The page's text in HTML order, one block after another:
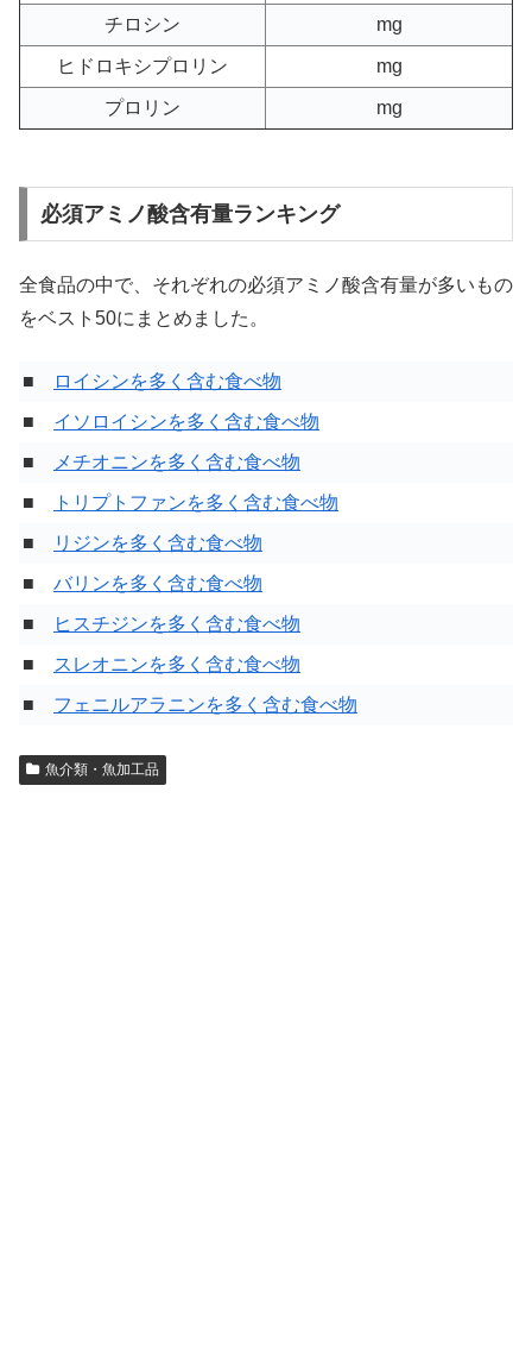
チロシン mg
ヒドロキシプロリン mg
プロリン mg
必須アミノ酸含有量ランキング
全食品の中で、それぞれの必須アミノ酸含有量が多いもの
をベスト50にまとめました。
■
ロイシンを多く含む食べ物
■ イソロイシンを多く含む食べ物
■
メチオニンを多く含む食べ物
■
トリプトファンを多く含む食べ物
■
リジンを多く含む食べ物
■ バリンを多く含む食べ物
■
ヒスチジンを多く含む食べ物
■
スレオニンを多く含む食べ物
■ フェニルアラニンを多く含む食べ物
魚介類・魚加工品